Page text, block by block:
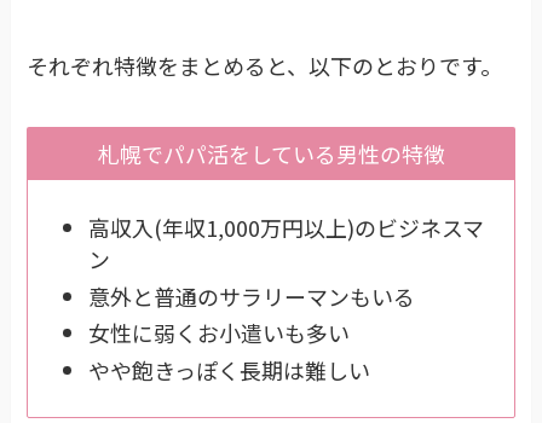
それぞれ特徴をまとめると、以下のとおりです。
札幌でパパ活をしている男性の特徴
高収入(年収1,000万円以上)のビジネスマ
ン
意外と普通のサラリーマンもいる
女性に弱くお小遣いも多い
やや飽きっぽく長期は難しい